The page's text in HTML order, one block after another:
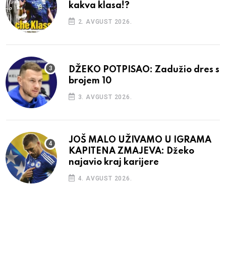
kakva klasa!?
2. AVGUST 2026.
DŽEKO POTPISAO: Zadužio dres s
brojem 10
3. AVGUST 2026.
JOŠ MALO UŽIVAMO U IGRAMA
KAPITENA ZMAJEVA: Džeko
najavio kraj karijere
4. AVGUST 2026.